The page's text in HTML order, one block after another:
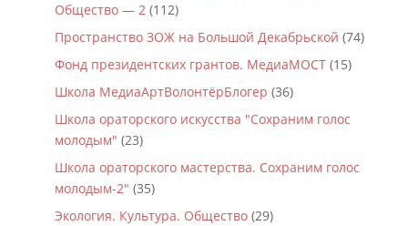
Общество — 2(112)
Пространство ЗОЖ на Большой Декабрьской (74)
Фонд президентских грантов. МедиаМОСТ(15)
Школа МедиаАртВолонтёрБлогер (36)
Школа ораторского искусства "Сохраним голос
молодым" (23)
Школа ораторского мастерства. Сохраним голос
молодым-2" (35)
Экология. Культура. Общество(29)